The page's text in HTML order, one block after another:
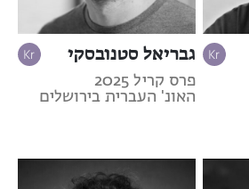
גבריאל סטנובסקי
פרס קריל 2025
האונ' העברית בירושלים